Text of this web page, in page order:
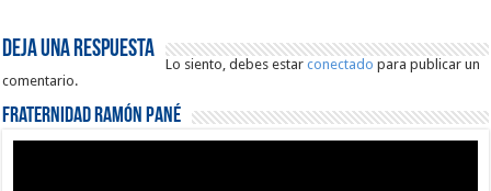
Deja una respuesta
Lo siento, debes estarconectado para publicar un
comentario.
Fraternidad Ramón Pané